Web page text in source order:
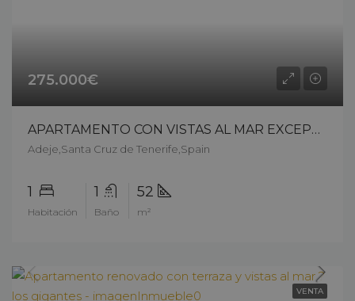
275.000€
APARTAMENTO CON VISTAS AL MAR EXCEPCIONALES A POCOS PASOS DE LA PLAYA – 13503ck26
Adeje,Santa Cruz de Tenerife,Spain
1
Habitación
1
Baño
52
m²
VENTA